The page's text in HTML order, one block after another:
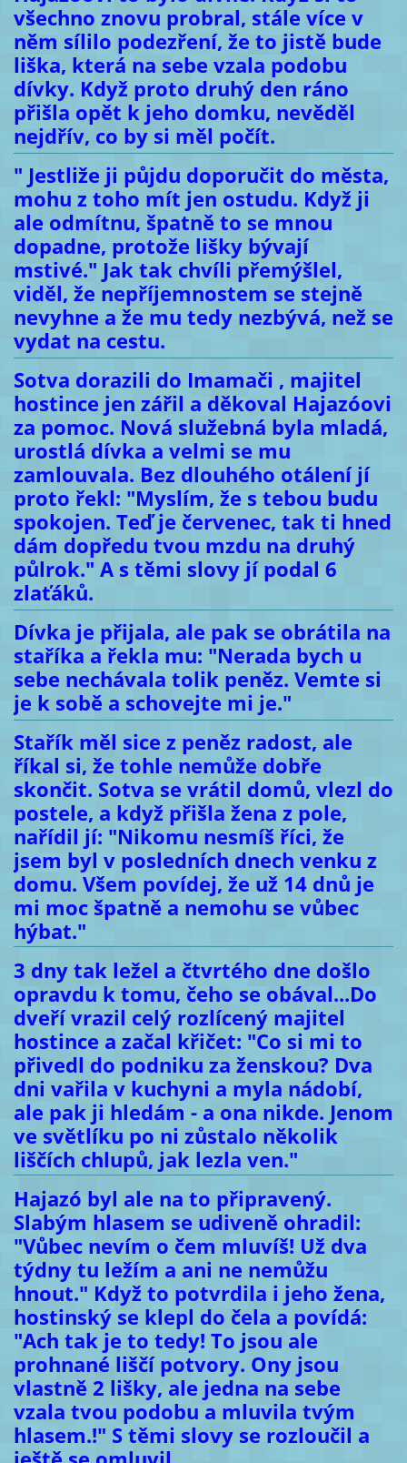
všechno znovu probral, stále více v
něm sílilo podezření, že to jistě bude
liška, která na sebe vzala podobu
dívky. Když proto druhý den ráno
přišla opět k jeho domku, nevěděl
nejdřív, co by si měl počít.
" Jestliže ji půjdu doporučit do města,
mohu z toho mít jen ostudu. Když ji
ale odmítnu, špatně to se mnou
dopadne, protože lišky bývají
mstivé." Jak tak chvíli přemýšlel,
viděl, že nepříjemnostem se stejně
nevyhne a že mu tedy nezbývá, než se
vydat na cestu.
Sotva dorazili do Imamači , majitel
hostince jen zářil a děkoval Hajazóovi
za pomoc. Nová služebná byla mladá,
urostlá dívka a velmi se mu
zamlouvala. Bez dlouhého otálení jí
proto řekl: "Myslím, že s tebou budu
spokojen. Teď je červenec, tak ti hned
dám dopředu tvou mzdu na druhý
půlrok." A s těmi slovy jí podal 6
zlaťáků.
Dívka je přijala, ale pak se obrátila na
staříka a řekla mu: "Nerada bych u
sebe nechávala tolik peněz. Vemte si
je k sobě a schovejte mi je."
Stařík měl sice z peněz radost, ale
říkal si, že tohle nemůže dobře
skončit. Sotva se vrátil domů, vlezl do
postele, a když přišla žena z pole,
nařídil jí: "Nikomu nesmíš říci, že
jsem byl v posledních dnech venku z
domu. Všem povídej, že už 14 dnů je
mi moc špatně a nemohu se vůbec
hýbat."
3 dny tak ležel a čtvrtého dne došlo
opravdu k tomu, čeho se obával...Do
dveří vrazil celý rozlícený majitel
hostince a začal křičet: "Co si mi to
přivedl do podniku za ženskou? Dva
dni vařila v kuchyni a myla nádobí,
ale pak ji hledám - a ona nikde. Jenom
ve světlíku po ni zůstalo několik
liščích chlupů, jak lezla ven."
Hajazó byl ale na to připravený.
Slabým hlasem se udiveně ohradil:
"Vůbec nevím o čem mluvíš! Už dva
týdny tu ležím a ani ne nemůžu
hnout." Když to potvrdila i jeho žena,
hostinský se klepl do čela a povídá:
"Ach tak je to tedy! To jsou ale
prohnané liščí potvory. Ony jsou
vlastně 2 lišky, ale jedna na sebe
vzala tvou podobu a mluvila tvým
hlasem.!" S těmi slovy se rozloučil a